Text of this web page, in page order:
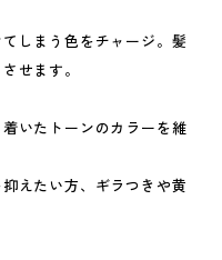
しまう色をチャージ。髪
せます。
いたトーンのカラーを維
えたい方、ギラつきや黄